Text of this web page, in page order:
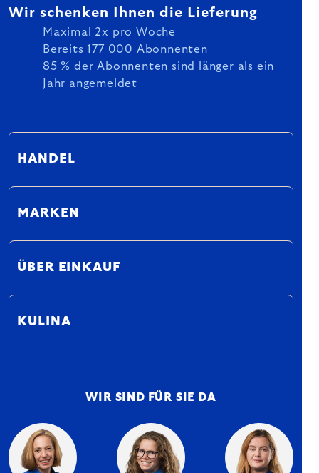
Wir schenken Ihnen die Lieferung
Maximal 2x pro Woche
Bereits 177 000 Abonnenten
85 % der Abonnenten sind länger als ein
Jahr angemeldet
HANDEL
MARKEN
ÜBER EINKAUF
KULINA
WIR SIND FÜR SIE DA